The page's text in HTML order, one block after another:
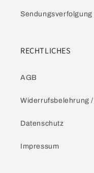
Sendungsverfolgung
RECHTLICHES
AGB
Widerrufsbelehrung
Datenschutz
Impressum